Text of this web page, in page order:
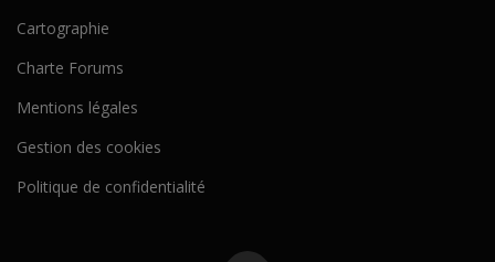
Cartographie
Charte Forums
Mentions légales
Gestion des cookies
Politique de confidentialité